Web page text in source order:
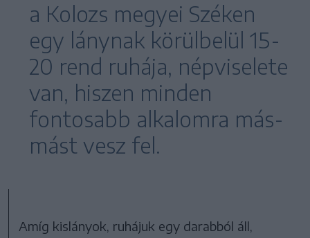
a Kolozs megyei Széken
egy lánynak körülbelül 15-
20 rend ruhája, népviselete
van, hiszen minden
fontosabb alkalomra más-
mást vesz fel.
Amíg kislányok, ruhájuk egy darabból áll,